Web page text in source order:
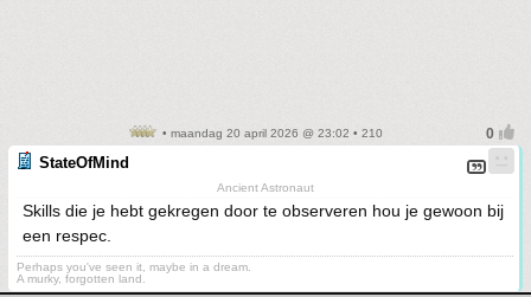
• maandag 20 april 2026 @ 23:02 • 210
StateOfMind
Ancient Astronaut
Skills die je hebt gekregen door te observeren hou je gewoon bij
een respec.
Perhaps you've seen it, maybe in a dream.
A murky, forgotten land.